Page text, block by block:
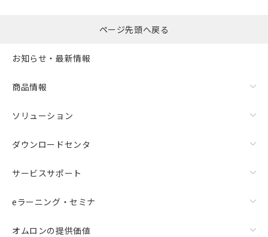
ページ先頭へ戻る
お知らせ・最新情報
商品情報
ソリューション
ダウンロードセンタ
サービスサポート
eラーニング・セミナ
オムロンの提供価値